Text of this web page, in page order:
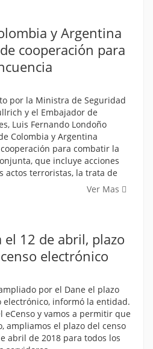
y Argentina
cooperación para
por la Ministra de Seguridad
y el Embajador de
Luis Fernando Londoño
Colombia y Argentina
para combatir la
que incluye acciones
actos terroristas, la trata de
Ver Mas
12 de abril, plazo
electrónico
por el Dane el plazo
informó la entidad.
eCenso y vamos a permitir que
ampliamos el plazo del censo
abril de 2018 para todos los